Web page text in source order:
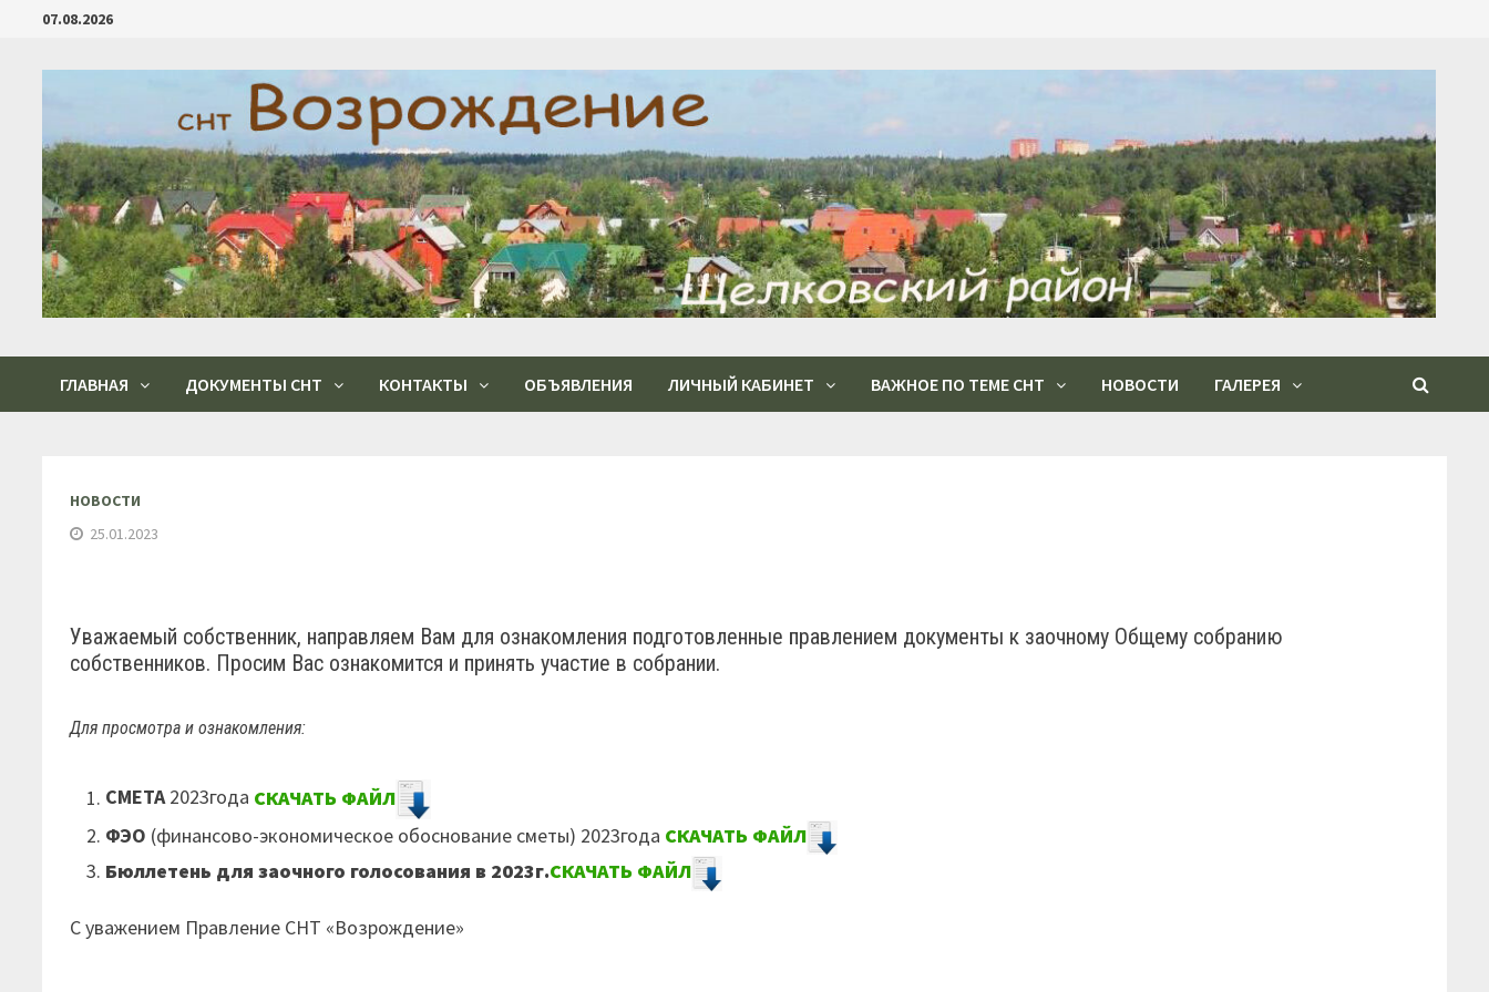
Перейти
содержимому
07.08.2026
ГЛАВНАЯ ДОКУМЕНТЫ СНТ КОНТАКТЫ ОБЪЯВЛЕНИЯ ЛИЧНЫЙ КАБИНЕТ ВАЖНОЕ ПО ТЕМЕ СНТ НОВОСТИ ГАЛЕРЕЯ
НОВОСТИ
25.01.2023
Уважаемый собственник, направляем Вам для ознакомления подготовленные правлением документы к заочному Общему собранию
собственников. Просим Вас ознакомится и принять участие в собрании.
Для просмотра и ознакомления:
СМЕТА2023года СКАЧАТЬ ФАЙЛ
ФЭО (финансово-экономическое обоснование сметы) 2023года СКАЧАТЬ ФАЙЛ
Бюллетень для заочного голосования в 2023г.СКАЧАТЬ ФАЙЛ
С уважением Правление СНТ «Возрождение»